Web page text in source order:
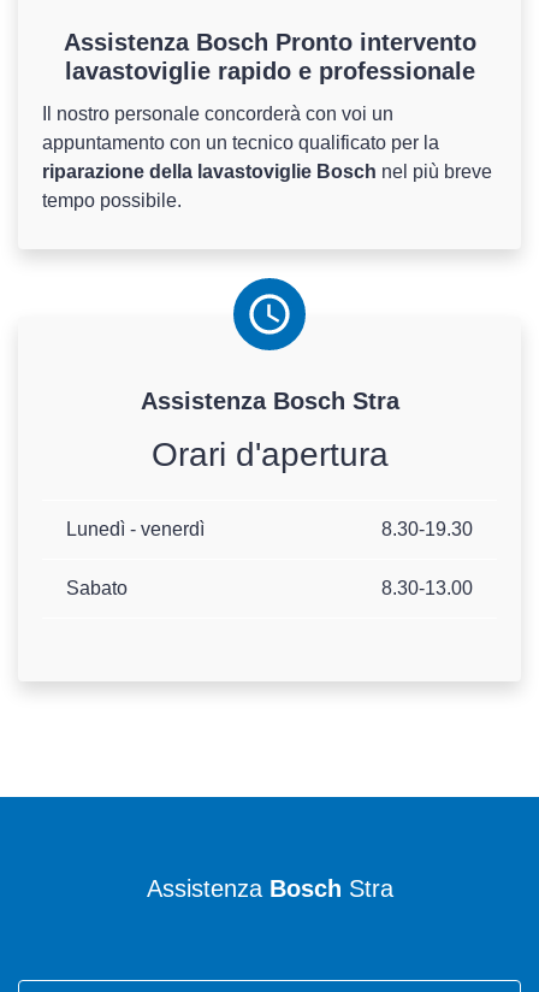
Assistenza Bosch Pronto intervento
lavastoviglie rapido e professionale
Il nostro personale concorderà con voi un
appuntamento con un tecnico qualificato per la
riparazione della lavastoviglie Bosch nel più breve
tempo possibile.
Assistenza Bosch Stra
Orari d'apertura
Lunedì - venerdì 8.30-19.30
Sabato 8.30-13.00
Assistenza Bosch Stra